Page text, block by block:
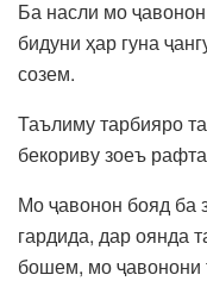
Ба насли мо
бидуни ҳар гуна
созем.
Таълиму тарбияро
бекориву зоеъ
Мо ҷавонон бояд ба
гардида, дар оянда
бошем, мо ҷавонони